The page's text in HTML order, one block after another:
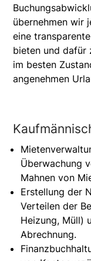
übernehmen wir
eine
bieten und dafür
im besten
angenehmen
Überwachung
Mahnen von
Erstellung der
Verteilen der
Heizung, Müll)
Abrechnung.